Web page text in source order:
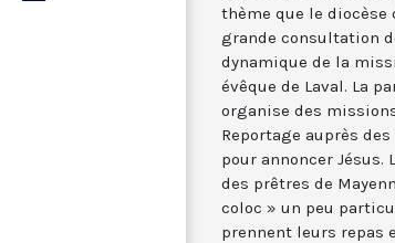
thème que le diocèse
grande consultation
dynamique de la
évêque de Laval. La
organise des
Reportage auprès
pour annoncer Jésus.
des prêtres de
coloc » un peu
prennent leurs repas